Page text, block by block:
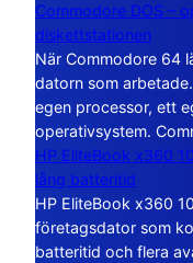
Commodore DOS –
diskettstationen
När Commodore 64
datorn som
egen processor, ett
operativsystem.
HP EliteBook x360
lång batteritid
HP EliteBook x360
företagsdator som
batteritid och flera